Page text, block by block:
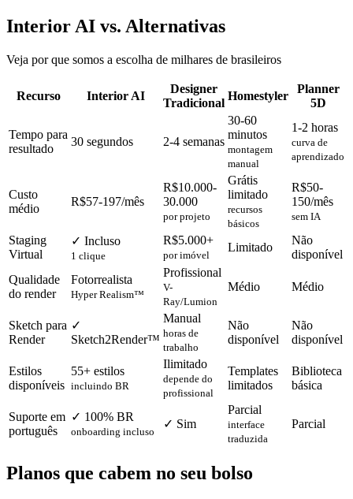
Interior AI vs. Alternativas
Veja por que somos a escolha de milhares de brasileiros
Recurso Interior AI
Designer
Tradicional
Homestyler
Planner
5D
Tempo para
resultado
30 segundos 2-4 semanas
30-60
minutos
montagem
manual
1-2 horas
curva de
aprendizado
Custo
médio
R$57-197/mês
R$10.000-
30.000
por projeto
Grátis
limitado
recursos
básicos
R$50-
150/mês
sem IA
Staging
Virtual
✓ Incluso
1 clique
R$5.000+
por imóvel
Limitado
Não
disponível
Qualidade
do render
Fotorrealista
Hyper Realism™
Profissional
V-
Ray/Lumion
Médio Médio
Sketch para
Render
✓
Sketch2Render™
Manual
horas de
trabalho
Não
disponível
Não
disponível
Estilos
disponíveis
55+ estilos
incluindo BR
Ilimitado
depende do
profissional
Templates
limitados
Biblioteca
básica
Suporte em
português
✓ 100% BR
onboarding incluso
✓ Sim
Parcial
interface
traduzida
Parcial
Planos que cabem no seu bolso